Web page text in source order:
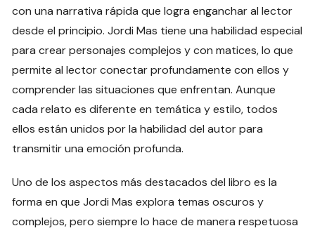
con una narrativa rápida que logra enganchar al lector
desde el principio. Jordi Mas tiene una habilidad especial
para crear personajes complejos y con matices, lo que
permite al lector conectar profundamente con ellos y
comprender las situaciones que enfrentan. Aunque
cada relato es diferente en temática y estilo, todos
ellos están unidos por la habilidad del autor para
transmitir una emoción profunda.
Uno de los aspectos más destacados del libro es la
forma en que Jordi Mas explora temas oscuros y
complejos, pero siempre lo hace de manera respetuosa